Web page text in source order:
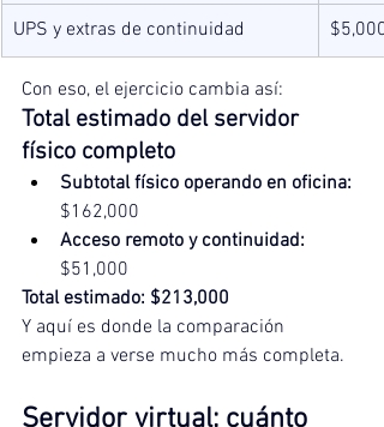
UPS y extras de continuidad $5,000
Con eso, el ejercicio cambia así:
Total estimado del servidor
físico completo
Subtotal físico operando en oficina:
$162,000
Acceso remoto y continuidad:
$51,000
Total estimado: $213,000
Y aquí es donde la comparación
empieza a verse mucho más completa.
Servidor virtual: cuánto